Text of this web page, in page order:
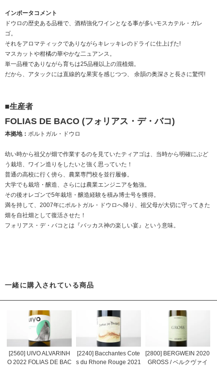
インポータコメント
ドウロの歴史ある品種で、酒精強化ワインとなる事が多いモスカテル・ガレ
ゴ。
それをアロマティックでありながらキレッキレのドライに仕上げた!
マスカットや柑橘の華やかな二ュアンス。
単一品種でありながら育ちは25品種以上の混植畑。
だから、アタックには直線的な果実を感じつつ、 余韻の奥深さと長さに驚愕!
■生産者
FOLIAS DE BACO (フォリアス・デ・バコ)
本拠地： ポルトガル・ドウロ
幼い時から祖父が畑で作業するのを見ていたティアゴは、当時から明確にぶど
う栽培、ワイン造りをしたいと強く思っていた！
普通の高校に行く傍ら、農業専門校を並行履修。
大学でも栽培・醸造、さらには農業エンジニアを勉強。
その後オレゴンで5年栽培・醸造経験を積み博士号を獲得。
満を持して、2007年にポルトガル・ドウロへ帰り、祖父母が大切に守ってきた
畑を自社畑として復活させた！
フォリアス・デ・バコとは『バッカス神の楽しい宴』という意味。
一緒に購入されている商品
[2560] UIVO ALVARINH
O 2022 FOLIAS DE BAC
[2240] Bacchantes Cote
s du Rhone Rouge 2021
[2800] BERGWEIN 2020
GROSS / ベルクヴァイ